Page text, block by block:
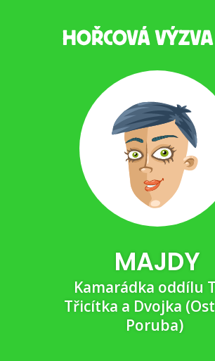
MAJDY
Kamarádka oddílu
Třicítka a Dvojka
Poruba)